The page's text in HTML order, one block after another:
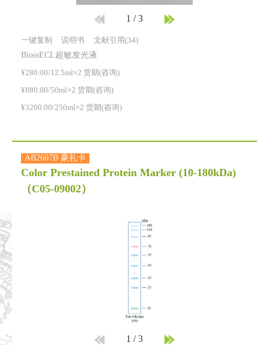
1 /3
一键复制 说明书 文献引用(34)
BiossECL超敏发光液
¥280.00/12.5ml×2 货期(咨询)
¥880.00/50ml×2 货期(咨询)
¥3200.00/250ml×2 货期(咨询)
AB2607B 豪礼卡
Color Prestained Protein Marker (10-180kDa)
（C05-09002）
1 /3